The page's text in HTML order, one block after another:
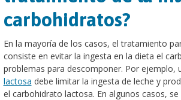
carbohidratos?
En la mayoría de los casos, el tratamiento
consiste en evitar la ingesta en la dieta el
problemas para descomponer. Por ejemplo,
lactosa debe limitar la ingesta de leche y
el carbohidrato lactosa. En algunos casos,